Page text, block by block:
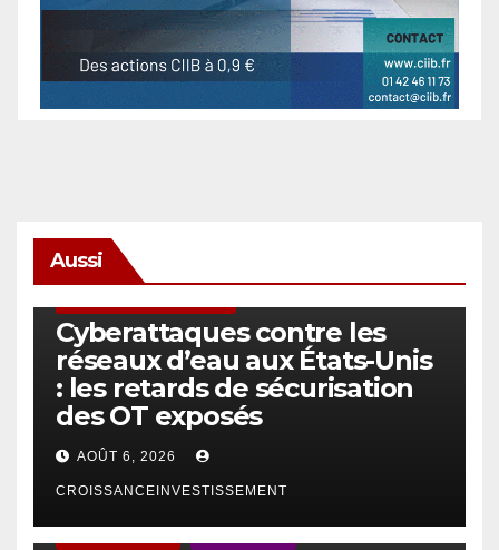
Aussi
Cyberattaques contre les
réseaux d’eau aux États-Unis
: les retards de sécurisation
des OT exposés
AOÛT 6, 2026
CROISSANCEINVESTISSEMENT